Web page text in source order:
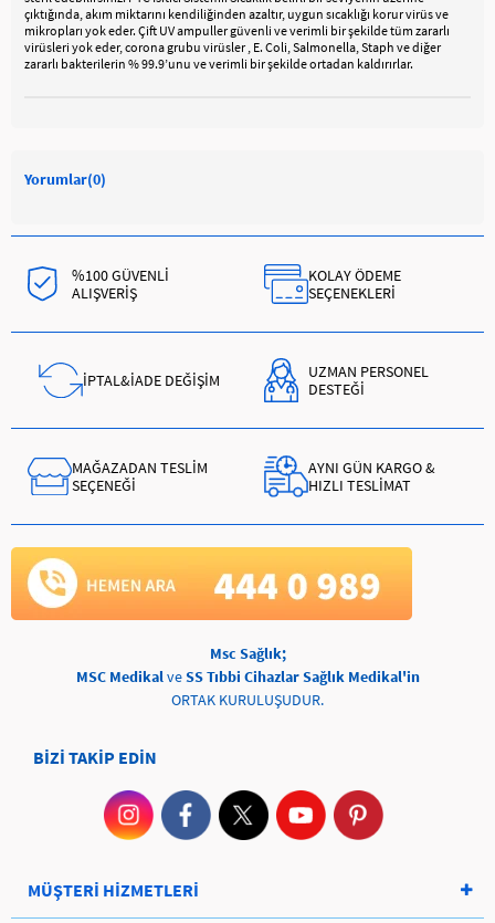
çıktığında, akım miktarını kendiliğinden azaltır, uygun sıcaklığı korur virüs ve
mikropları yok eder. Çift UV ampuller güvenli ve verimli bir şekilde tüm zararlı
virüsleri yok eder, corona grubu virüsler , E. Coli, Salmonella, Staph ve diğer
zararlı bakterilerin % 99.9’unu ve verimli bir şekilde ortadan kaldırırlar.
Yorumlar(0)
%100 GÜVENLİ
ALIŞVERİŞ
KOLAY ÖDEME
SEÇENEKLERİ
İPTAL&İADE DEĞİŞİM
UZMAN PERSONEL
DESTEĞİ
MAĞAZADAN TESLİM
SEÇENEĞİ
AYNI GÜN KARGO &
HIZLI TESLİMAT
Msc Sağlık;
MSC MedikalveSS Tıbbi Cihazlar Sağlık Medikal'in
ORTAK KURULUŞUDUR.
BİZİ TAKİP EDİN
MÜŞTERİ HİZMETLERİ